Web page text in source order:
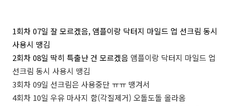
1회차 07일 잘 모르겠음, 앰플이랑 닥터지 마일드 업 선크림 동시
사용시 땡김
2회차 08일 딱히 특출난 건 모르겠음 앰플이랑 닥터지 마일드 업
선크림 동시 사용시 땡김
3회차 09일 선크림은 사용중단 ㅠㅠ 땡겨서
4회차 10일 우유 마사지 함(각질제거) 오돌도돌 올라옴